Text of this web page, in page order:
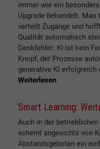
immer wie ein
Upgrade behandelt.
verteilt Zugänge und
Qualität automatisch
Denkfehler: KI ist kein
Knopf, der Prozesse
generative KI erfolgreich
Weiterlesen
Smart Learning:
Auch in der
scheint angesichts von
Abstandsgeboten ein